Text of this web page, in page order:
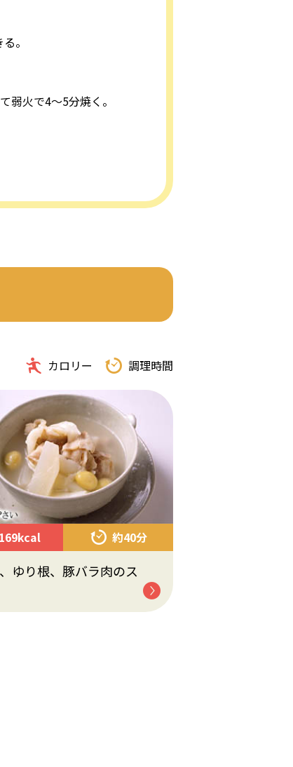
。
火で4～5分焼く。
カロリー 調理時間
169kcal 約40分
ゆり根、豚バラ肉のス